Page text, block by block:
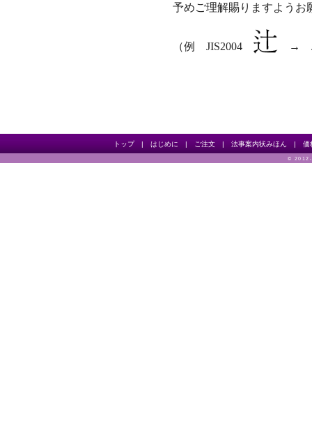
予めご理解賜りますようお
（例 JIS2004 →
トップ はじめに ご注文 法事案内状みほん 価
©